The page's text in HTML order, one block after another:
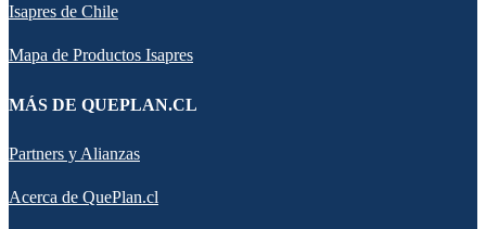
Isapres de Chile
Mapa de Productos Isapres
MÁS DE QUEPLAN.CL
Partners y Alianzas
Acerca de QuePlan.cl